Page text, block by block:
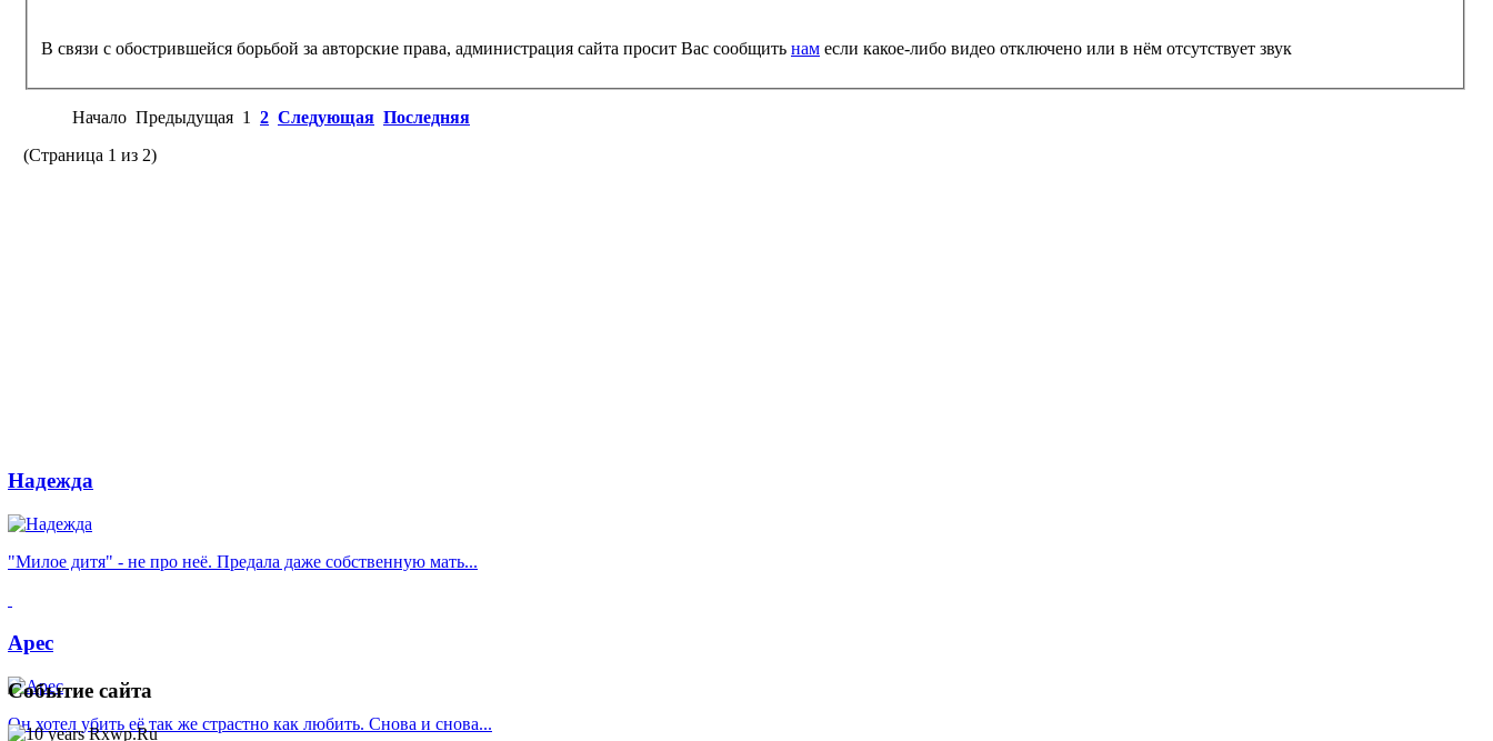
В связи с обострившейся борьбой за авторские права, администрация сайта просит Вас сообщить нам если какое-либо видео отключено или в нём отсутствует звук
Начало Предыдущая 1 2 Следующая Последняя
(Страница 1 из 2)
Надежда
"Милое дитя" - не про неё. Предала даже собственную мать...
Арес
Он хотел убить её так же страстно как любить. Снова и снова...
Событие сайта